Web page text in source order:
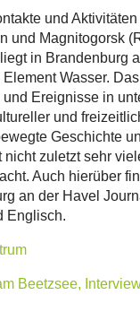
und
und Magnitogorsk
in Brandenburg
Wasser.
Ereignisse in
und
Geschichte
zuletzt sehr
Auch hierüber
an der Havel
Englisch.
Beetzsee,